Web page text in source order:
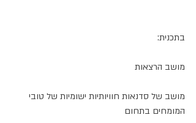
בתכנית:
מושב הרצאות
מושב של סדנאות חוויותיות ישומיות של טובי
המומחים בתחום